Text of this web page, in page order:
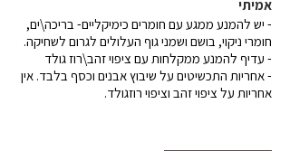
אמיתי
- יש להמנע ממגע עם חומרים כימיקליים- בריכה\ים,
חומרי ניקוי, בושם ושמני גוף העלולים לגרום לשחיקה.
- עדיף להמנע ממקלחות עם ציפוי זהב\רוז גולד
- אחריות התכשיטים על שיבוץ אבנים וכסף בלבד. אין
אחריות על ציפוי זהב וציפוי רוזגולד.